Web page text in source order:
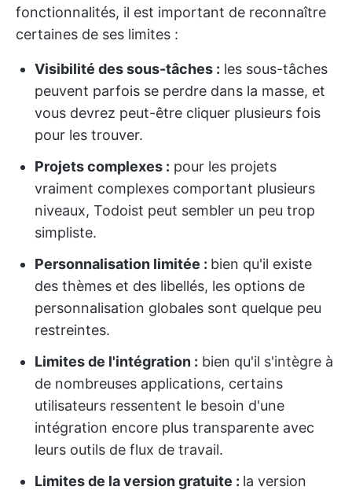
fonctionnalités, il est important de reconnaître
certaines de ses limites :
Visibilité des sous-tâches : les sous-tâches
peuvent parfois se perdre dans la masse, et
vous devrez peut-être cliquer plusieurs fois
pour les trouver.
Projets complexes : pour les projets
vraiment complexes comportant plusieurs
niveaux, Todoist peut sembler un peu trop
simpliste.
Personnalisation limitée : bien qu'il existe
des thèmes et des libellés, les options de
personnalisation globales sont quelque peu
restreintes.
Limites de l'intégration : bien qu'il s'intègre à
de nombreuses applications, certains
utilisateurs ressentent le besoin d'une
intégration encore plus transparente avec
leurs outils de flux de travail.
Limites de la version gratuite : la version